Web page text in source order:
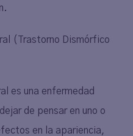
(Trastorno Dismórfico
es una enfermedad
de pensar en uno o
en la apariencia,